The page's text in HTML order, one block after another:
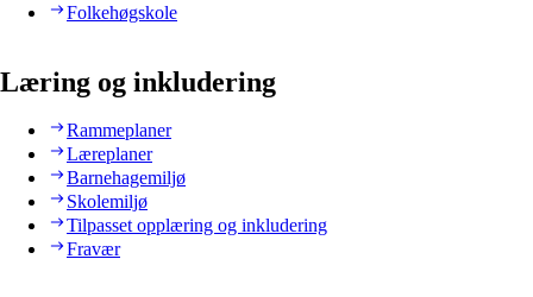
Folkehøgskole
Læring og inkludering
Rammeplaner
Læreplaner
Barnehagemiljø
Skolemiljø
Tilpasset opplæring og inkludering
Fravær